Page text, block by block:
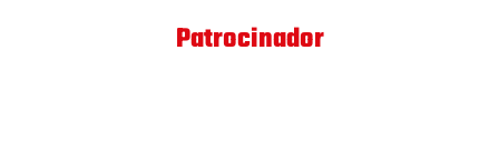
Patrocinador